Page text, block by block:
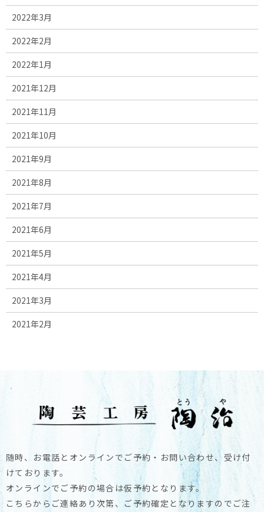
2022年3月
2022年2月
2022年1月
2021年12月
2021年11月
2021年10月
2021年9月
2021年8月
2021年7月
2021年6月
2021年5月
2021年4月
2021年3月
2021年2月
随時、お電話とオンラインでご予約・お問い合わせ、受け付
けております。
オンラインでご予約の場合は仮予約となります。
こちらからご連絡あり次第、ご予約確定となりますのでご注